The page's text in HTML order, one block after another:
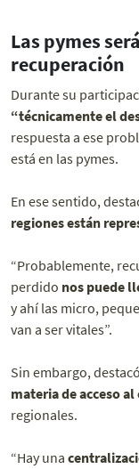
Las pymes
recuperación
Durante su
“técnicamente el
respuesta a ese
está en las pymes.
En ese sentido,
regiones están
“Probablemente,
perdido nos puede
y ahí las micro,
van a ser vitales”.
Sin embargo,
materia de acceso
regionales.
“Hay una